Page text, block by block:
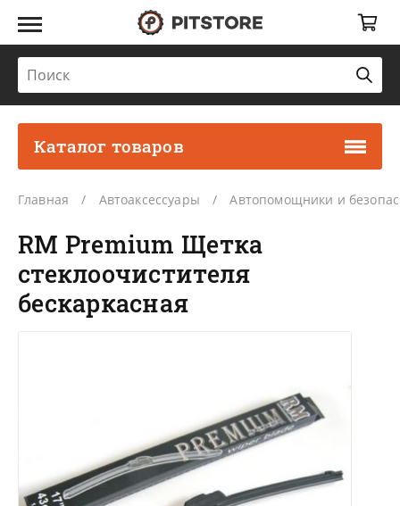
Каталог товаров
Главная Автоаксессуары Автопомощники и
RM Premium Щетка
стеклоочистителя
бескаркасная